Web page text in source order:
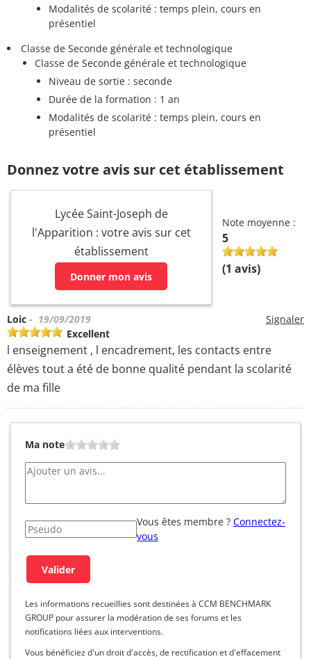
Modalités de scolarité : temps plein, cours en
présentiel
Classe de Seconde générale et technologique
Classe de Seconde générale et technologique
Niveau de sortie : seconde
Durée de la formation : 1 an
Modalités de scolarité : temps plein, cours en
présentiel
Donnez votre avis sur cet établissement
Lycée Saint-Joseph de
l'Apparition : votre avis sur cet
établissement
Donner mon avis
Note moyenne :
5
(1 avis)
Signaler
Loic - 19/09/2019
Excellent
l enseignement , l encadrement, les contacts entre
élèves tout a été de bonne qualité pendant la scolarité
de ma fille
Ma note
Vous êtes membre ? Connectez-
vous
Les informations recueillies sont destinées à CCM BENCHMARK
GROUP pour assurer la modération de ses forums et les
notifications liées aux interventions.
Vous bénéficiez d'un droit d'accès, de rectification et d'effacement